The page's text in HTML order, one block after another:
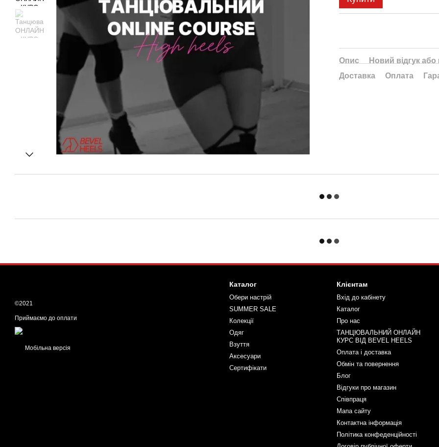
Опис
Новий відгук
Доставка
Оплата
©2021
Приймаємо до оплати
Мобільна версія
Каталог
Обери настрій
SUMMER SALE
Колекції
Одяг
Взуття
Аксесуари
Сертифікати
Клієнтам
Вхід до кабінету
Каталог
Про нас
ТАНЦЮВАЛЬНИЙ ОНЛАЙН
КУРС ВІД BEVEL HEELS
Оплата і доставка
Обмін та повернення
Блог
Відгуки про магазин
Співпраця
Мапа сайту
Контактна інформація
Політика конфеденційності